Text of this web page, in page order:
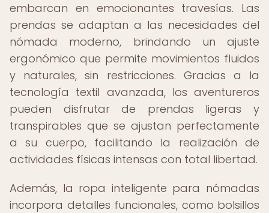
embarcan en emocionantes travesías. Las
prendas se adaptan a las necesidades del
nómada moderno, brindando un ajuste
ergonómico que permite movimientos fluidos
y naturales, sin restricciones. Gracias a la
tecnología textil avanzada, los aventureros
pueden disfrutar de prendas ligeras y
transpirables que se ajustan perfectamente
a su cuerpo, facilitando la realización de
actividades físicas intensas con total libertad.
Además, la ropa inteligente para nómadas
incorpora detalles funcionales, como bolsillos